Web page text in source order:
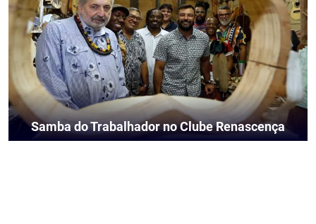
Samba do Trabalhador no Clube Renascença